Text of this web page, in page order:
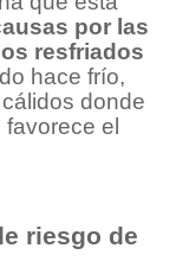
por las
resfriados
hace frío,
donde
el
riesgo de